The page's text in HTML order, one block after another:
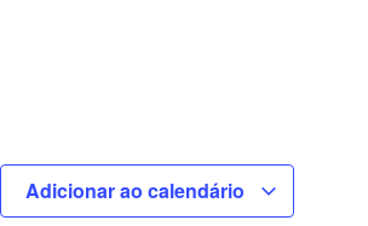
Adicionar ao calendário